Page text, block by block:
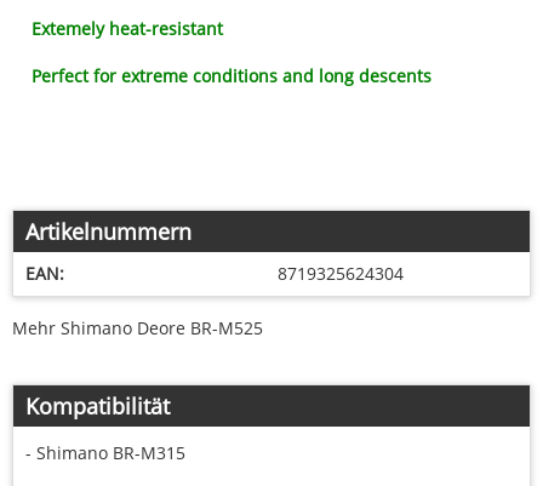
Extemely heat-resistant
Perfect for extreme conditions and long descents
Artikelnummern
EAN: 8719325624304
Mehr Shimano Deore BR-M525
Kompatibilität
- Shimano BR-M315